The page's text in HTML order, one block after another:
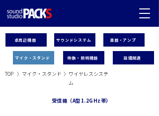
卓周辺機器
マイク・スタンド
サウンドシステム 楽器・アンプ
映像・照明機器 設備関連
TOP 〉 マイク・スタンド 〉 ワイヤレスシステ
ム
受信機（A型1.2GHz帯）